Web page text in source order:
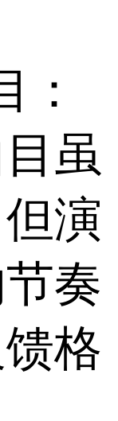
：
虽
演
奏
格